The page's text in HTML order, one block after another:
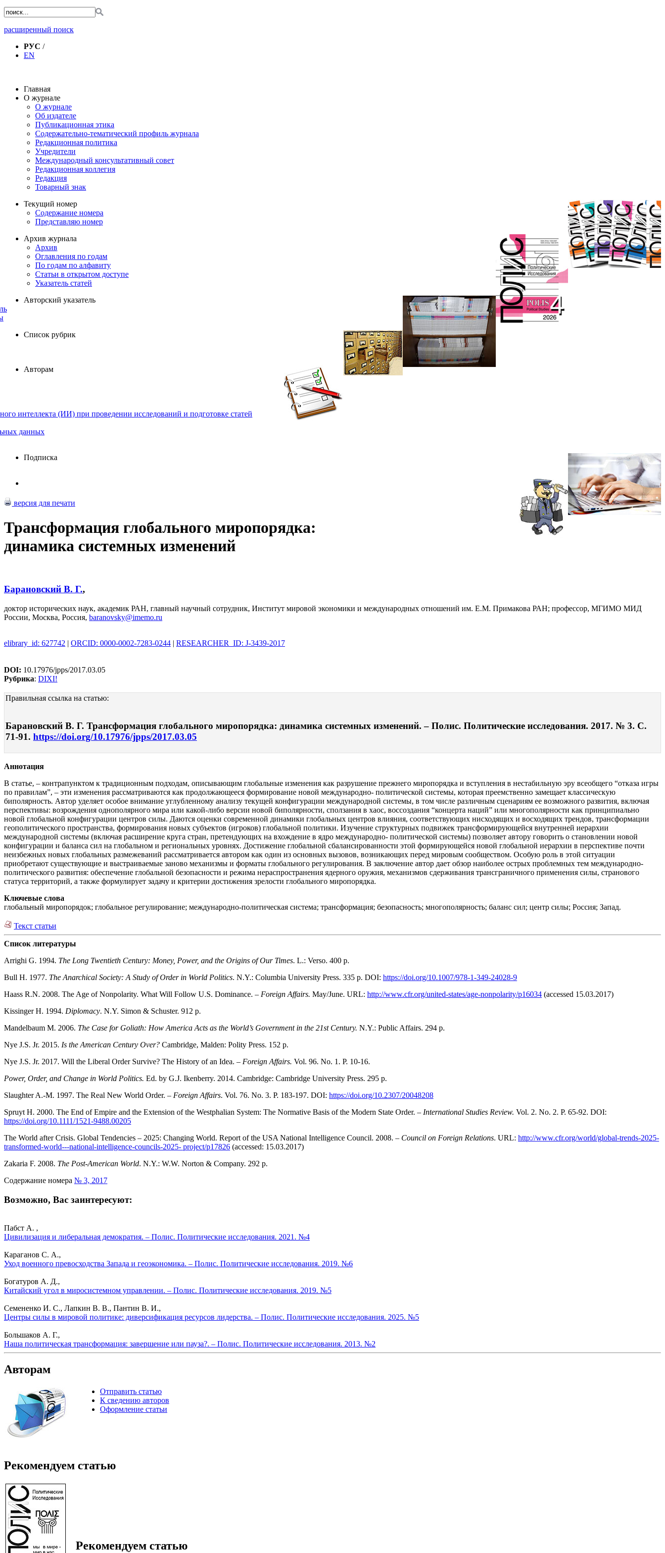
расширенный поиск
РУС /
EN
Главная
О журнале
О журнале
Об издателе
Публикационная этика
Содержательно-тематический профиль журнала
Редакционная политика
Учредители
Международный консультативный совет
Редакционная коллегия
Редакция
Товарный знак
Текущий номер
Содержание номера
Представляю номер
Архив журнала
Архив
Оглавления по годам
По годам по алфавиту
Статьи в открытом доступе
Указатель статей
Авторский указатель
Список рубрик
Авторам
интеллекта (ИИ) при проведении исследований и подготовке статей
данных
Подписка
версия для печати
Трансформация глобального миропорядка:
динамика системных изменений
Барановский В. Г.,
доктор исторических наук, академик РАН, главный научный сотрудник, Институт мировой экономики и международных отношений им. Е.М. Примакова РАН; профессор, МГИМО МИД
России, Москва, Россия, baranovsky@imemo.ru
elibrary_id: 627742 | ORCID: 0000-0002-7283-0244 | RESEARCHER_ID: J-3439-2017
DOI: 10.17976/jpps/2017.03.05
Рубрика: DIXI!
Правильная ссылка на статью:
Барановский В. Г. Трансформация глобального миропорядка: динамика системных изменений. – Полис. Политические исследования. 2017. № 3. С.
71-91. https://doi.org/10.17976/jpps/2017.03.05
Аннотация
В статье, – контрапунктом к традиционным подходам, описывающим глобальные изменения как разрушение прежнего миропорядка и вступления в нестабильную эру всеобщего “отказа игры
по правилам”, – эти изменения рассматриваются как продолжающееся формирование новой международно- политической системы, которая преемственно замещает классическую
биполярность. Автор уделяет особое внимание углубленному анализу текущей конфигурации международной системы, в том числе различным сценариям ее возможного развития, включая
перспективы: возрождения однополярного мира или какой-либо версии новой биполярности, сползания в хаос, воссоздания “концерта наций” или многополярности как принципиально
новой глобальной конфигурации центров силы. Даются оценки современной динамики глобальных центров влияния, соответствующих нисходящих и восходящих трендов, трансформации
геополитического пространства, формирования новых субъектов (игроков) глобальной политики. Изучение структурных подвижек трансформирующейся внутренней иерархии
международной системы (включая расширение круга стран, претендующих на вхождение в ядро международно- политической системы) позволяет автору говорить о становлении новой
конфигурации и баланса сил на глобальном и региональных уровнях. Достижение глобальной сбалансированности этой формирующейся новой глобальной иерархии в перспективе почти
неизбежных новых глобальных размежеваний рассматривается автором как один из основных вызовов, возникающих перед мировым сообществом. Особую роль в этой ситуации
приобретают существующие и выстраиваемые заново механизмы и форматы глобального регулирования. В заключение автор дает обзор наиболее острых проблемных тем международно-
политического развития: обеспечение глобальной безопасности и режима нераспространения ядерного оружия, механизмов сдерживания трансграничного применения силы, странового
статуса территорий, а также формулирует задачу и критерии достижения зрелости глобального миропорядка.
Ключевые слова
глобальный миропорядок; глобальное регулирование; международно-политическая система; трансформация; безопасность; многополярность; баланс сил; центр силы; Россия; Запад.
Текст статьи
Список литературы
Arrighi G. 1994. The Long Twentieth Century: Money, Power, and the Origins of Our Times. L.: Verso. 400 p.
Bull H. 1977. The Anarchical Society: A Study of Order in World Politics. N.Y.: Columbia University Press. 335 p. DOI: https://doi.org/10.1007/978-1-349-24028-9
Haass R.N. 2008. The Age of Nonpolarity. What Will Follow U.S. Dominance. – Foreign Affairs. May/June. URL: http://www.cfr.org/united-states/age-nonpolarity/p16034 (accessed 15.03.2017)
Kissinger H. 1994. Diplomacy. N.Y. Simon & Schuster. 912 p.
Mandelbaum M. 2006. The Case for Goliath: How America Acts as the World’s Government in the 21st Century. N.Y.: Public Affairs. 294 p.
Nye J.S. Jr. 2015. Is the American Century Over? Cambridge, Malden: Polity Press. 152 p.
Nye J.S. Jr. 2017. Will the Liberal Order Survive? The History of an Idea. – Foreign Affairs. Vol. 96. No. 1. P. 10-16.
Power, Order, and Change in World Politics. Ed. by G.J. Ikenberry. 2014. Cambridge: Cambridge University Press. 295 p.
Slaughter A.-M. 1997. The Real New World Order. – Foreign Affairs. Vol. 76. No. 3. P. 183-197. DOI: https://doi.org/10.2307/20048208
Spruyt H. 2000. The End of Empire and the Extension of the Westphalian System: The Normative Basis of the Modern State Order. – International Studies Review. Vol. 2. No. 2. P. 65-92. DOI:
https://doi.org/10.1111/1521-9488.00205
The World after Crisis. Global Tendencies – 2025: Changing World. Report of the USA National Intelligence Council. 2008. – Council on Foreign Relations. URL: http://www.cfr.org/world/global-trends-2025-
transformed-world---national-intelligence-councils-2025- project/p17826 (accessed: 15.03.2017)
Zakaria F. 2008. The Post-American World. N.Y.: W.W. Norton & Company. 292 p.
Содержание номера № 3, 2017
Возможно, Вас заинтересуют:
Пабст А. ,
Цивилизация и либеральная демократия. – Полис. Политические исследования. 2021. №4
Караганов С. А.,
Уход военного превосходства Запада и геоэкономика. – Полис. Политические исследования. 2019. №6
Богатуров А. Д.,
Китайский угол в миросистемном управлении. – Полис. Политические исследования. 2019. №5
Семененко И. С., Лапкин В. В., Пантин В. И.,
Центры силы в мировой политике: диверсификация ресурсов лидерства. – Полис. Политические исследования. 2025. №5
Большаков А. Г.,
Наша политическая трансформация: завершение или пауза?. – Полис. Политические исследования. 2013. №2
Авторам
Отправить статью
К сведению авторов
Оформление статьи
Рекомендуем статью
Рекомендуем статью